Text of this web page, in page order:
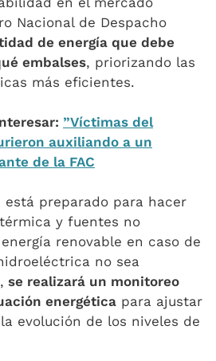
Nacional de Despacho
de energía que debe
embalses, priorizando las
más eficientes.
”Víctimas del
auxiliando a un
de la FAC
preparado para hacer
y fuentes no
renovable en caso de
no sea
se realizará un monitoreo
energética para ajustar
evolución de los niveles de